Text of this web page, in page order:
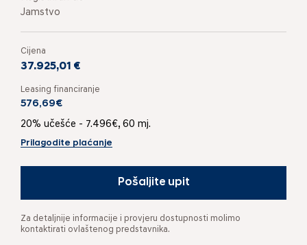
Jamstvo
Cijena
37.925,01 €
Leasing financiranje
576,69€
20% učešće - 7.496€, 60 mj.
Prilagodite plaćanje
Pošaljite upit
Za detaljnije informacije i provjeru dostupnosti molimo
kontaktirati ovlaštenog predstavnika.